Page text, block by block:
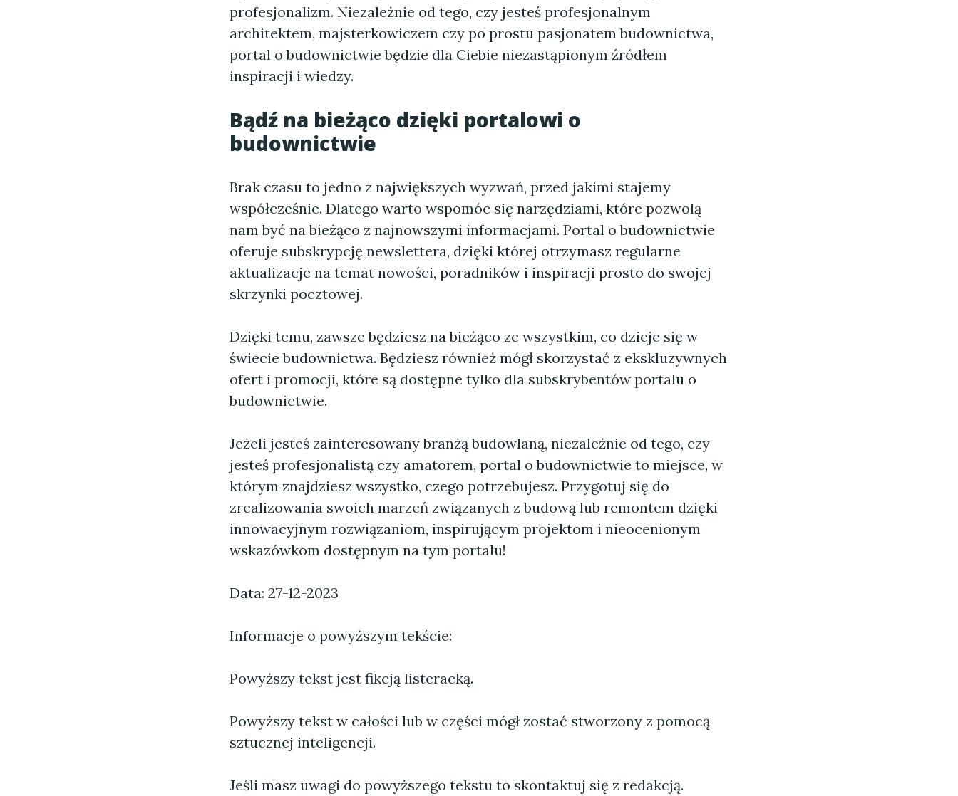
profesjonalizm. Niezależnie od tego, czy jesteś profesjonalnym
architektem, majsterkowiczem czy po prostu pasjonatem budownictwa,
portal o budownictwie będzie dla Ciebie niezastąpionym źródłem
inspiracji i wiedzy.
Bądź na bieżąco dzięki portalowi o
budownictwie
Brak czasu to jedno z największych wyzwań, przed jakimi stajemy
współcześnie. Dlatego warto wspomóc się narzędziami, które pozwolą
nam być na bieżąco z najnowszymi informacjami. Portal o budownictwie
oferuje subskrypcję newslettera, dzięki której otrzymasz regularne
aktualizacje na temat nowości, poradników i inspiracji prosto do swojej
skrzynki pocztowej.
Dzięki temu, zawsze będziesz na bieżąco ze wszystkim, co dzieje się w
świecie budownictwa. Będziesz również mógł skorzystać z ekskluzywnych
ofert i promocji, które są dostępne tylko dla subskrybentów portalu o
budownictwie.
Jeżeli jesteś zainteresowany branżą budowlaną, niezależnie od tego, czy
jesteś profesjonalistą czy amatorem, portal o budownictwie to miejsce, w
którym znajdziesz wszystko, czego potrzebujesz. Przygotuj się do
zrealizowania swoich marzeń związanych z budową lub remontem dzięki
innowacyjnym rozwiązaniom, inspirującym projektom i nieocenionym
wskazówkom dostępnym na tym portalu!
Data: 27-12-2023
Informacje o powyższym tekście:
Powyższy tekst jest fikcją listeracką.
Powyższy tekst w całości lub w części mógł zostać stworzony z pomocą
sztucznej inteligencji.
Jeśli masz uwagi do powyższego tekstu to skontaktuj się z redakcją.